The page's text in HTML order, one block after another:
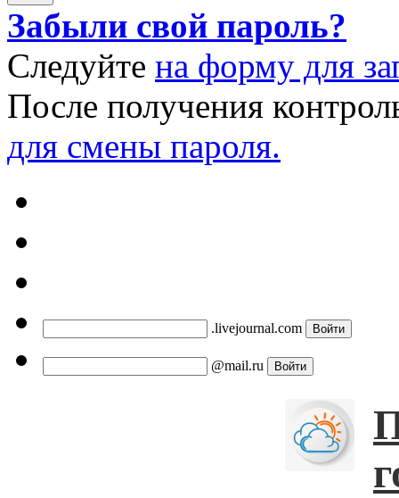
Забыли свой пароль?
Следуйте на форму для
После получения
для смены пароля.
.livejournal.com
@mail.ru